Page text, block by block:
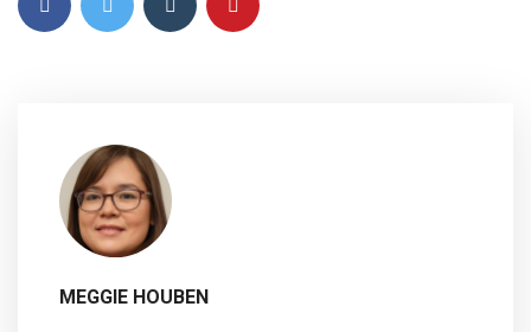
MEGGIE HOUBEN